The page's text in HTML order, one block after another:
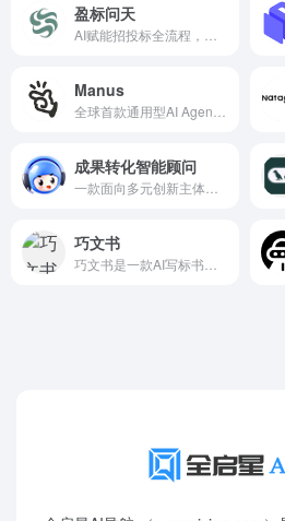
盈标问天
Manus
成果转化智能顾问
巧文书